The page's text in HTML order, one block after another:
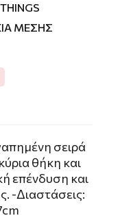
ΜΕΣΗΣ
σειρά
θήκη και
επένδυση και
-Διαστάσεις: